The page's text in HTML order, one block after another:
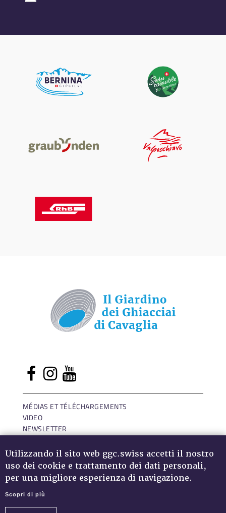
MÉDIAS ET TÉLÉCHARGEMENTS
VIDEO
NEWSLETTER
IMPRESSUM
CONFIDENTIALITÉ DES DONNÉES
Utilizzando il sito web ggc.swiss accetti il nostro
uso dei cookie e trattamento dei dati personali,
per una migliore esperienza di navigazione.
Scopri di più